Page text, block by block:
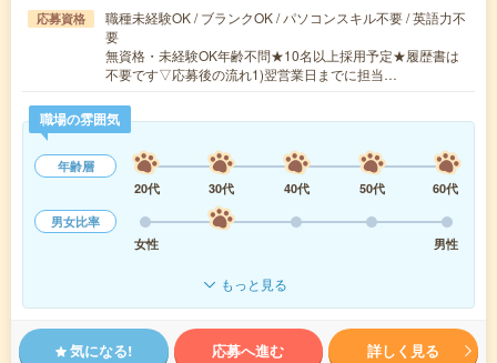
応募資格
職種未経験OK / ブランクOK / パソコンスキル不要 / 英語力不
要
無資格・未経験OK年齢不問★10名以上採用予定★履歴書は
不要です▽応募後の流れ1)翌営業日までに担当…
職場の雰囲気
年齢層
20代
30代 40代 50代
60代
男女比率
女性
男性
もっと見る
気になる! 応募へ進む 詳しく見る